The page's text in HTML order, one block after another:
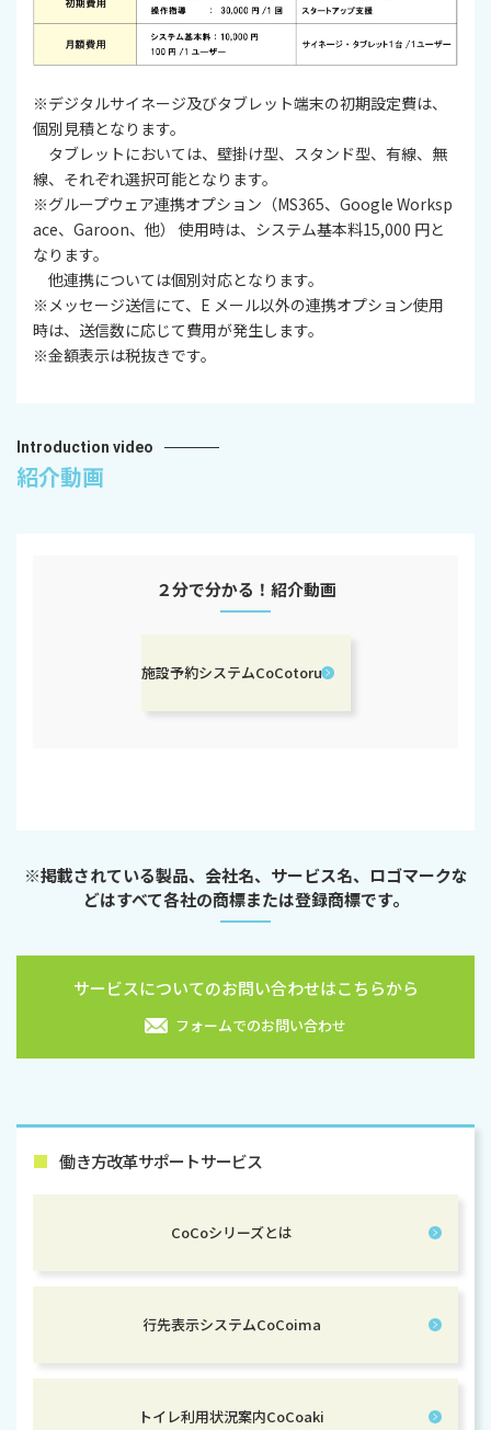
※デジタルサイネージ及びタブレット端末の初期設定費は、
個別見積となります。
タブレットにおいては、壁掛け型、スタンド型、有線、無
線、それぞれ選択可能となります。
※グループウェア連携オプション（MS365、Google Worksp
ace、Garoon、他） 使用時は、システム基本料15,000 円と
なります。
他連携については個別対応となります。
※メッセージ送信にて、E メール以外の連携オプション使用
時は、送信数に応じて費用が発生します。
※金額表示は税抜きです。
Introduction video
紹介動画
２分で分かる！紹介動画
施設予約システムCoCotoru
※掲載されている製品、会社名、サービス名、ロゴマークな
どはすべて各社の商標または登録商標です。
サービスについてのお問い合わせはこちらから
フォームでのお問い合わせ
■ 働き方改革サポートサービス
CoCoシリーズとは
行先表示システムCoCoima
トイレ利用状況案内CoCoaki